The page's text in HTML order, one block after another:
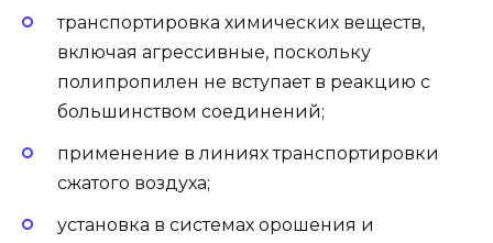
транспортировка химических веществ,
включая агрессивные, поскольку
полипропилен не вступает в реакцию с
большинством соединений;
применение в линиях транспортировки
сжатого воздуха;
установка в системах орошения и